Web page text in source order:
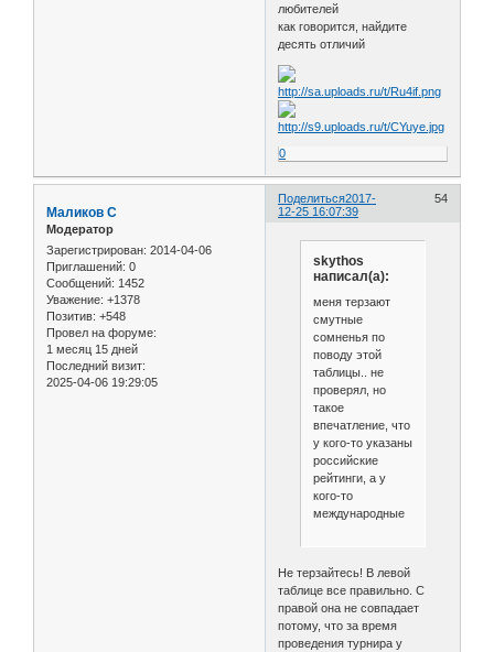
любителей
как говорится, найдите
десять отличий
0
Поделиться 54
2017-
12-25 16:07:39
Маликов С
Модератор
Зарегистрирован: 2014-04-06
Приглашений: 0
Сообщений: 1452
Уважение: +1378
Позитив: +548
Провел на форуме:
1 месяц 15 дней
Последний визит:
2025-04-06 19:29:05
skythos
написал(а):
меня терзают
смутные
сомненья по
поводу этой
таблицы.. не
проверял, но
такое
впечатление, что
у кого-то указаны
российские
рейтинги, а у
кого-то
международные
Не терзайтесь! В левой
таблице все правильно. С
правой она не совпадает
потому, что за время
проведения турнира у